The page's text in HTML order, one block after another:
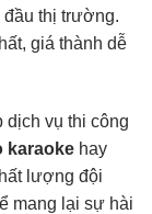
đầu thị trường.
giá thành dễ
dịch vụ thi công
karaoke hay
lượng đội
mang lại sự hài